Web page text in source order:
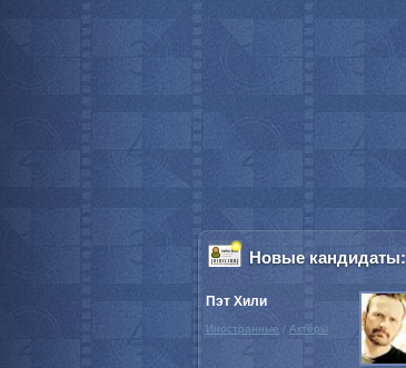
Новые кандидаты:
Пэт Хили
Иностранные / Актёры